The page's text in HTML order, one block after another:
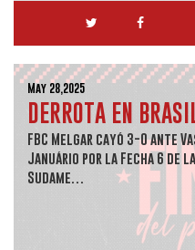
May 28,2025
DERROTA EN BRASIL
FBC Melgar cayó 3-0 ante
Januário por la Fecha 6 de
Sudame…